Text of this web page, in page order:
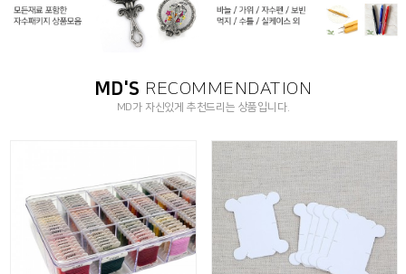
MD'S RECOMMENDATION
MD가 자신있게 추천드리는 상품입니다.